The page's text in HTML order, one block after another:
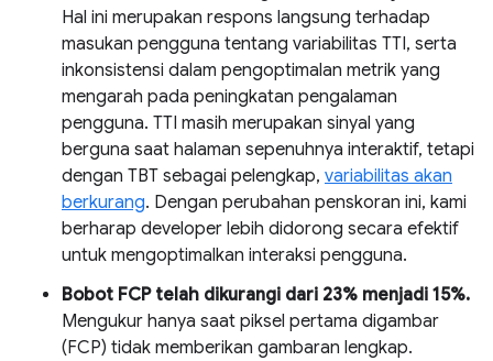
Hal ini merupakan respons langsung terhadap
masukan pengguna tentang variabilitas TTI, serta
inkonsistensi dalam pengoptimalan metrik yang
mengarah pada peningkatan pengalaman
pengguna. TTI masih merupakan sinyal yang
berguna saat halaman sepenuhnya interaktif, tetapi
dengan TBT sebagai pelengkap, variabilitas akan
berkurang. Dengan perubahan penskoran ini, kami
berharap developer lebih didorong secara efektif
untuk mengoptimalkan interaksi pengguna.
Bobot FCP telah dikurangi dari 23% menjadi 15%.
Mengukur hanya saat piksel pertama digambar
(FCP) tidak memberikan gambaran lengkap.